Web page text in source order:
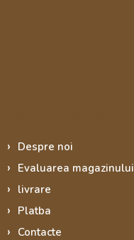
Despre noi
Evaluarea magazinului
livrare
Platba
Contacte